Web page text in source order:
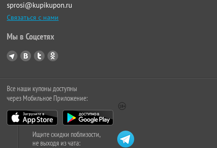
sprosi@kupikupon.ru
Связаться с нами
Мы в Соцсетях
Все наши купоны доступны
через Мобильное Приложение:
Ищите скидки поблизости,
не выходя из чата: